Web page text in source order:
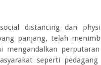
distancing dan
panjang, telah
mengandalkan
seperti